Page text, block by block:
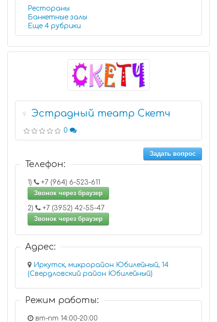
Рестораны
Банкетные залы
Еще 4 рубрики
9 Эстрадный театр Скетч
0
Задать вопрос
Телефон:
1)
+7 (964) 6-523-611
Звонок через браузер
2)
+7 (3952) 42-55-47
Звонок через браузер
Адрес:
Иркутск, микрорайон Юбилейный, 14
(Свердловский район Юбилейный)
Режим работы:
вт-пт 14:00-20:00